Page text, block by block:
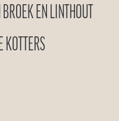
EN LINTHOUT